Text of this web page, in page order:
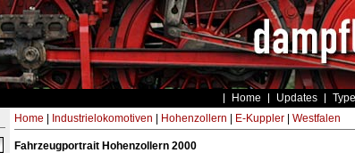
Home Updates
Home Industrielokomotiven Hohenzollern E-Kuppler| Westfalen
Fahrzeugportrait Hohenzollern 2000